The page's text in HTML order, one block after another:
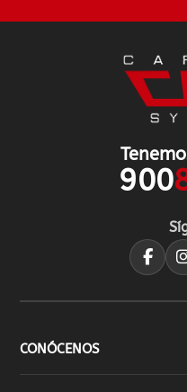
900
CONÓCENOS